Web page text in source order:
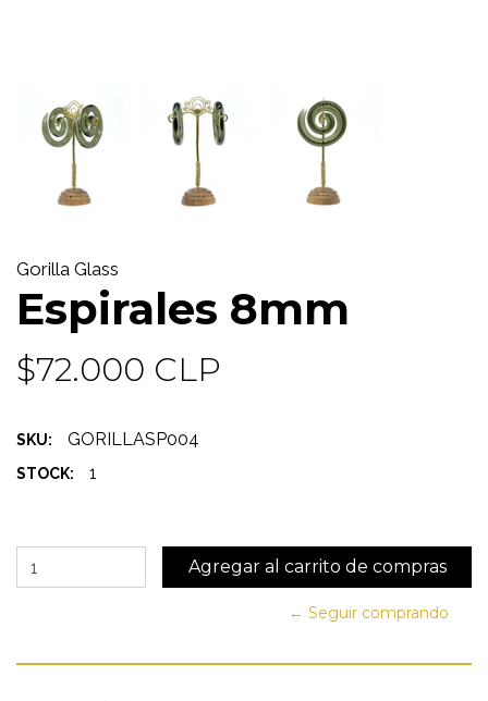
Gorilla Glass
Espirales 8mm
$72.000 CLP
SKU: GORILLASP004
STOCK: 1
← Seguir comprando